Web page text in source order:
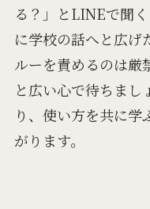
る？」とLINEで聞
に学校の話へと広げ
ルーを責めるのは厳
と広い心で待ちまし
り、使い方を共に学
がります。